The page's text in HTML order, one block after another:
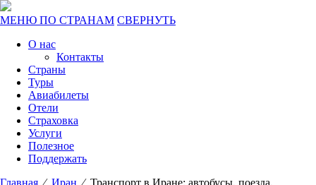
МЕНЮ ПО СТРАНАМ СВЕРНУТЬ
О нас
Контакты
Страны
Туры
Авиабилеты
Отели
Страховка
Услуги
Полезное
Поддержать
Главная ⁄ Иран ⁄ Транспорт в Иране: автобусы, поезда,